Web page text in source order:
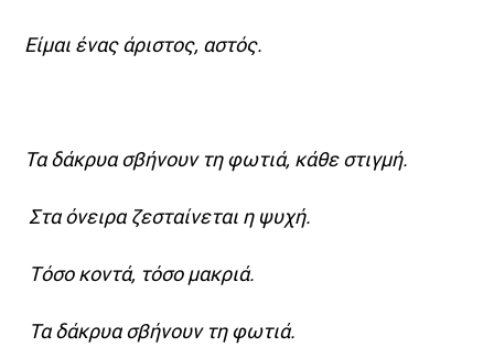
Είμαι ένας άριστος, αστός.
Τα δάκρυα σβήνουν τη φωτιά, κάθε στιγμή.
Στα όνειρα ζεσταίνεται η ψυχή.
Τόσο κοντά, τόσο μακριά.
Τα δάκρυα σβήνουν τη φωτιά.